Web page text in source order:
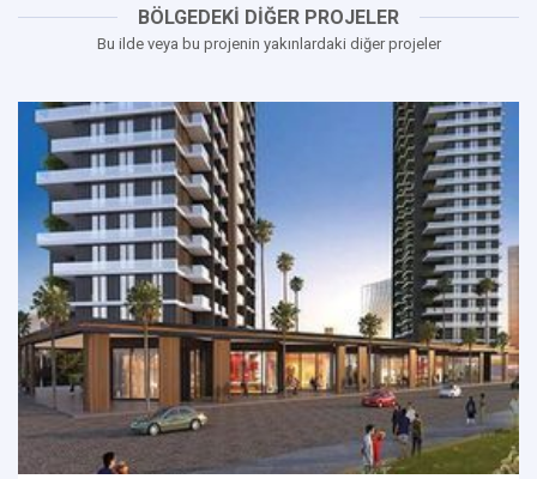
BÖLGEDEKİ DİĞER PROJELER
Bu ilde veya bu projenin yakınlardaki diğer projeler